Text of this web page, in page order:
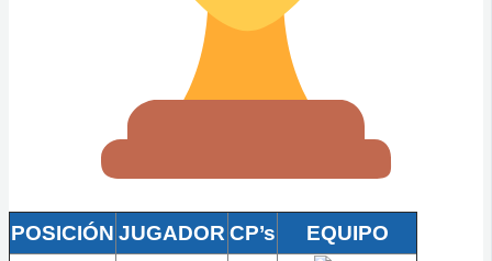
POSICIÓN JUGADOR CP’s EQUIPO